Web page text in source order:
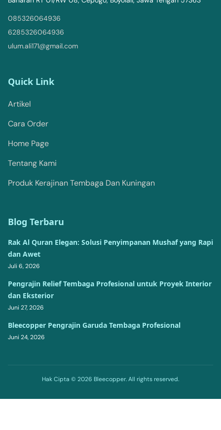
085326064936
6285326064936
ulum.ali171@gmail.com
Quick Link
Artikel
Cara Order
Home Page
Tentang Kami
Produk Kerajinan Tembaga Dan Kuningan
Blog Terbaru
Rak Al Quran Elegan: Solusi Penyimpanan Mushaf yang Rapi
dan Awet
Juli 6, 2026
Pengrajin Relief Tembaga Profesional untuk Proyek Interior
dan Eksterior
Juni 27, 2026
Bleecopper Pengrajin Garuda Tembaga Profesional
Juni 24, 2026
Hak Cipta © 2026 Bleecopper. All rights reserved.